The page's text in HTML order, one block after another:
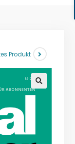
Produkt
🔍